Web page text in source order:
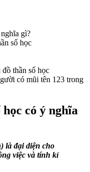
gì?
số học
thần số học
có mũi tên 123 trong
có ý nghĩa
là đại diện cho
việc và tính kỉ